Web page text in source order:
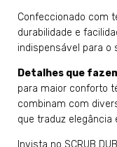
Confeccionado com
durabilidade e
indispensável para o
Detalhes que
para maior conforto
combinam com
que traduz elegância
Invista no SCRUB